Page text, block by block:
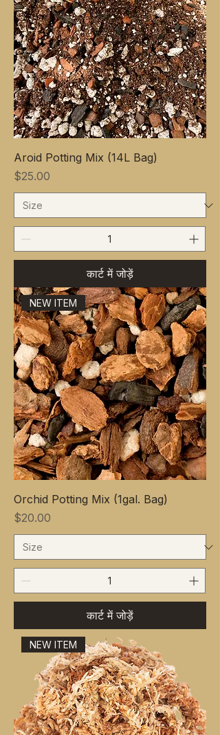
Aroid Potting Mix (14L Bag)
मूल्य
$25.00
कार्ट में जोड़ें
NEW ITEM
Orchid Potting Mix (1gal. Bag)
मूल्य
$20.00
कार्ट में जोड़ें
NEW ITEM